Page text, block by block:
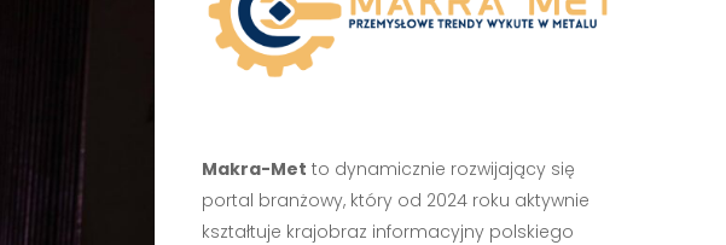
Makra-Met to dynamicznie rozwijający się
portal branżowy, który od 2024 roku aktywnie
kształtuje krajobraz informacyjny polskiego